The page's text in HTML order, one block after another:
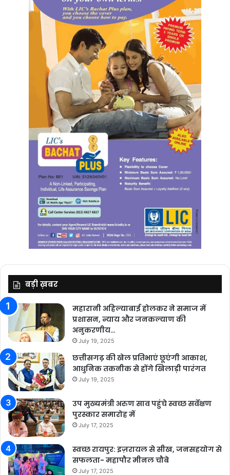
बड़ी ख़बर
महारानी अहिल्याबाई होलकर ने समाज में
प्रशासन, न्याय और जनकल्याण की
अनुकरणीय…
July 19, 2025
छत्तीसगढ़ की खेल प्रतिभाएं छूएंगी आकाश,
आधुनिक तकनीक से होंगे खिलाड़ी पारंगत
July 19, 2025
उप मुख्यमंत्री अरुण साव पहुंचे स्वच्छ सर्वेक्षण
पुरस्कार समारोह में
July 17, 2025
स्वच्छ रायपुर: इज़रायल से सीख, जनसहयोग से
सफलता- महापौर मीनल चौबे
July 17, 2025